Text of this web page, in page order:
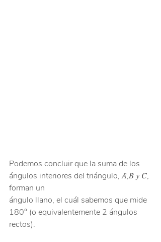
Podemos concluir que la suma de los
ángulos interiores del triángulo, 𝐴̂,𝐵̂ 𝑦 𝐶̂,
forman un
ángulo llano, el cuál sabemos que mide
180° (o equivalentemente 2 ángulos
rectos).